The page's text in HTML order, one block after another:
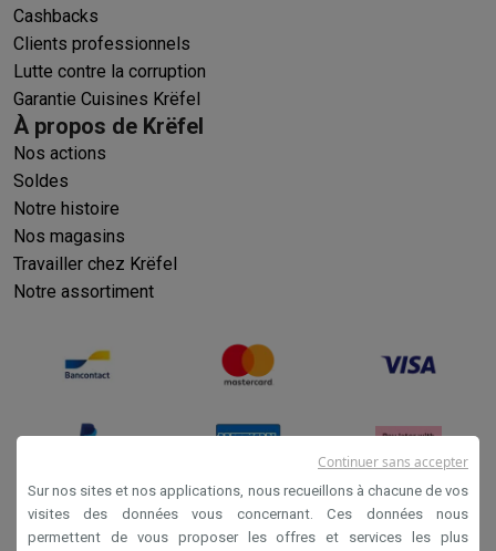
Cashbacks
Clients professionnels
Lutte contre la corruption
Garantie Cuisines Krëfel
À propos de Krëfel
Nos actions
Soldes
Notre histoire
Nos magasins
Travailler chez Krëfel
Notre assortiment
Conditions générales de vente
Sur nos sites et nos applications, nous recueillons à chacune de vos
visites des données vous concernant. Ces données nous
permettent de vous proposer les offres et services les plus
Continuer sans accepter